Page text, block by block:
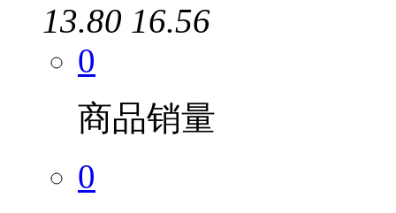
13.80 16.56
0
商品销量
0